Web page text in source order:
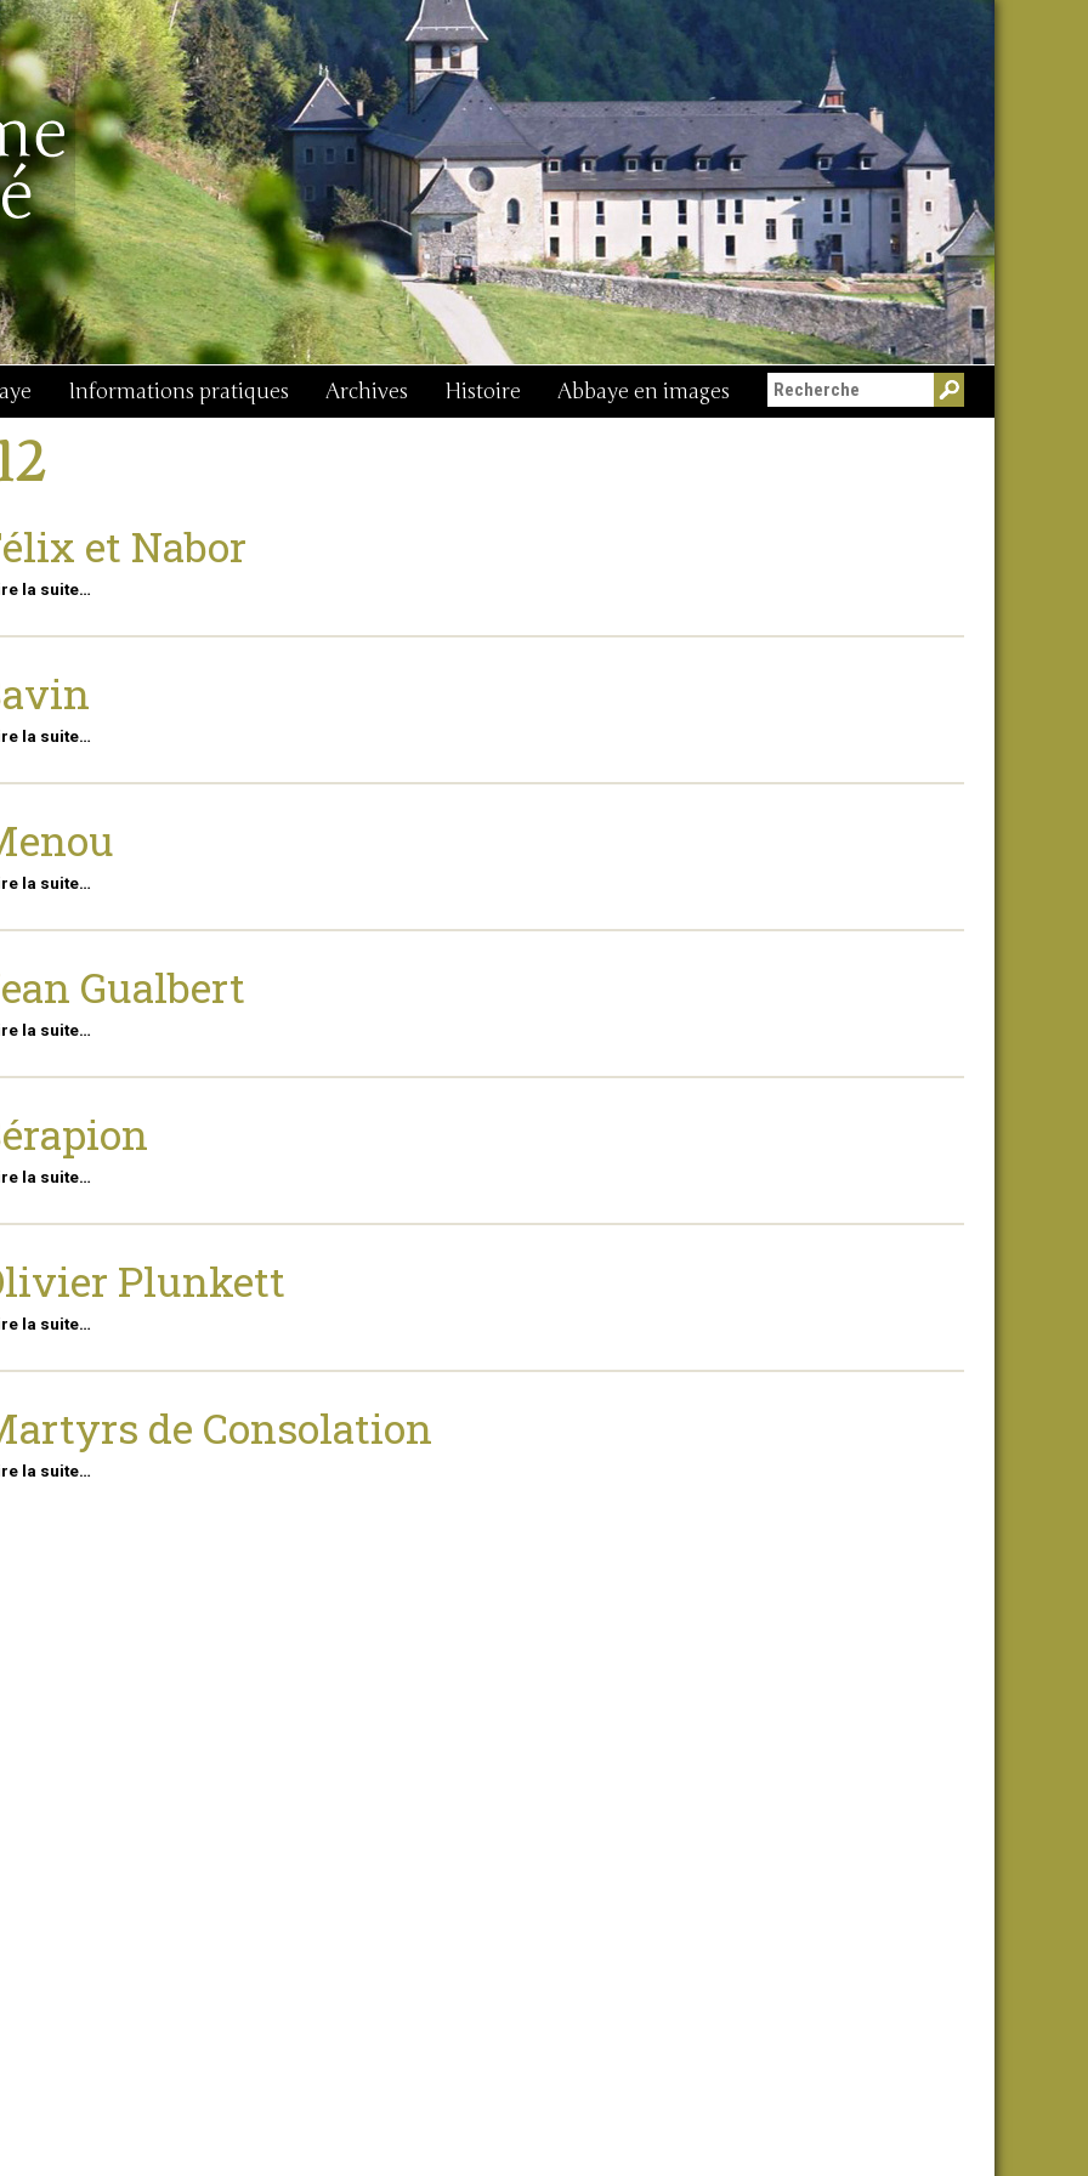
Informations pratiques Archives Histoire Abbaye en images
et Nabor
la suite…
la suite…
la suite…
Gualbert
la suite…
la suite…
Plunkett
la suite…
de Consolation
la suite…